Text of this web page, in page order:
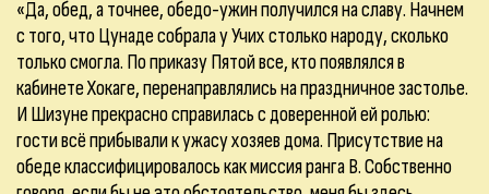
«Да, обед, а точнее, обедо-ужин получился на славу. Начнем
с того, что Цунаде собрала у Учих столько народу, сколько
только смогла. По приказу Пятой все, кто появлялся в
кабинете Хокаге, перенаправлялись на праздничное застолье.
И Шизуне прекрасно справилась с доверенной ей ролью:
гости всё прибывали к ужасу хозяев дома. Присутствие на
обеде классифицировалось как миссия ранга B. Собственно